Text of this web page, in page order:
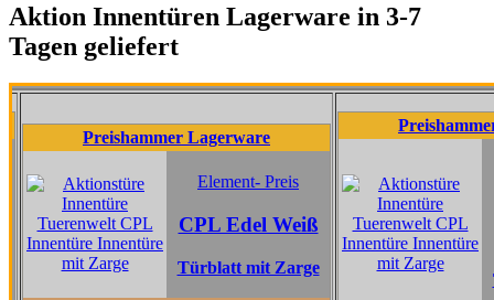
Aktion Innentüren Lagerware in 3-7
Tagen geliefert
Preishammer Lagerware
Element- Preis
CPL Edel Weiß
Türblatt mit Zarge
Preishammer
CPL
Grau
Türblatt